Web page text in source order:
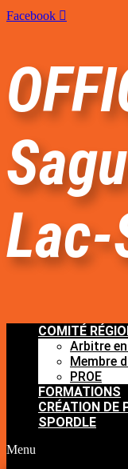
Facebook
COMITÉ
Arbitre
Membre
PROE
FORMATIONS
CRÉATION DE
SPORDLE
Menu